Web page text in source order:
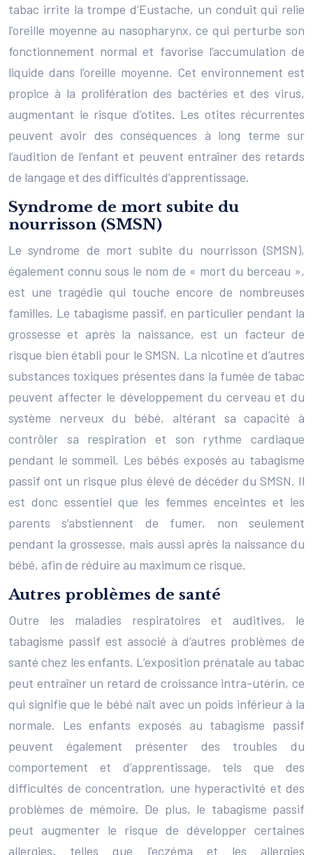
tabac irrite la trompe d’Eustache, un conduit qui relie
l’oreille moyenne au nasopharynx, ce qui perturbe son
fonctionnement normal et favorise l’accumulation de
liquide dans l’oreille moyenne. Cet environnement est
propice à la prolifération des bactéries et des virus,
augmentant le risque d’otites. Les otites récurrentes
peuvent avoir des conséquences à long terme sur
l’audition de l’enfant et peuvent entraîner des retards
de langage et des difficultés d’apprentissage.
Syndrome de mort subite du
nourrisson (SMSN)
Le syndrome de mort subite du nourrisson (SMSN),
également connu sous le nom de « mort du berceau »,
est une tragédie qui touche encore de nombreuses
familles. Le tabagisme passif, en particulier pendant la
grossesse et après la naissance, est un facteur de
risque bien établi pour le SMSN. La nicotine et d’autres
substances toxiques présentes dans la fumée de tabac
peuvent affecter le développement du cerveau et du
système nerveux du bébé, altérant sa capacité à
contrôler sa respiration et son rythme cardiaque
pendant le sommeil. Les bébés exposés au tabagisme
passif ont un risque plus élevé de décéder du SMSN. Il
est donc essentiel que les femmes enceintes et les
parents s’abstiennent de fumer, non seulement
pendant la grossesse, mais aussi après la naissance du
bébé, afin de réduire au maximum ce risque.
Autres problèmes de santé
Outre les maladies respiratoires et auditives, le
tabagisme passif est associé à d’autres problèmes de
santé chez les enfants. L’exposition prénatale au tabac
peut entraîner un retard de croissance intra-utérin, ce
qui signifie que le bébé naît avec un poids inférieur à la
normale. Les enfants exposés au tabagisme passif
peuvent également présenter des troubles du
comportement et d’apprentissage, tels que des
difficultés de concentration, une hyperactivité et des
problèmes de mémoire. De plus, le tabagisme passif
peut augmenter le risque de développer certaines
allergies, telles que l’eczéma et les allergies